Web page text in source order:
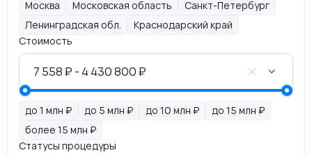
Москва Московская область
Санкт-Петербург
Ленинградская обл.
Краснодарский край
Стоимость
до 1 млн ₽ до 5 млн ₽ до 10 млн ₽
до 15 млн ₽
более 15 млн ₽
Статусы процедуры